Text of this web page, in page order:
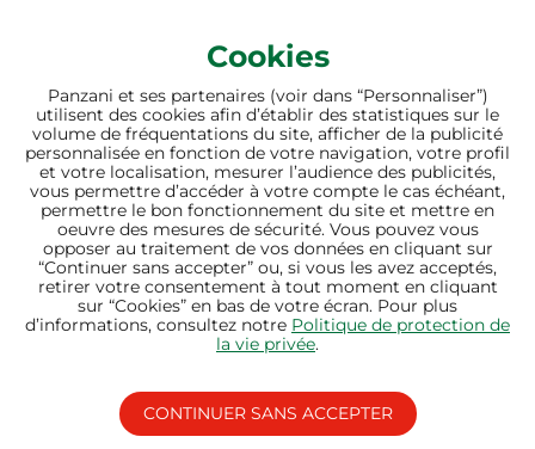
Cookies
Panzani et ses partenaires (voir dans “Personnaliser”)
utilisent des cookies afin d’établir des statistiques sur le
volume de fréquentations du site, afficher de la publicité
personnalisée en fonction de votre navigation, votre profil
et votre localisation, mesurer l’audience des publicités,
vous permettre d’accéder à votre compte le cas échéant,
permettre le bon fonctionnement du site et mettre en
oeuvre des mesures de sécurité. Vous pouvez vous
opposer au traitement de vos données en cliquant sur
“Continuer sans accepter” ou, si vous les avez acceptés,
retirer votre consentement à tout moment en cliquant
sur “Cookies” en bas de votre écran. Pour plus
d’informations, consultez notre Politique de protection de
la vie privée.
CONTINUER SANS ACCEPTER
bien nourrir sème
l’avenir